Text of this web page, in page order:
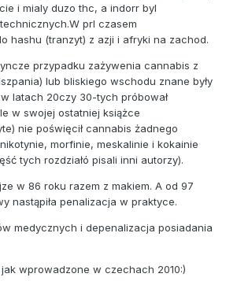
i mialy duzo thc, a indorr byl
prl czasem
hashu (tranzyt) z azji i afryki na zachod.
przypadku zażywenia cannabis z
lub bliskiego wschodu znane były
latach 20czy 30-tych próbował
w swojej ostatniej książce
nie poświęcił cannabis żadnego
morfinie, meskalinie i kokainie
tych rozdziałó pisali inni autorzy).
w 86 roku razem z makiem. A od 97
nastąpiła penalizacja w praktyce.
medycznych i depenalizacja posiadania
wprowadzone w czechach 2010:)